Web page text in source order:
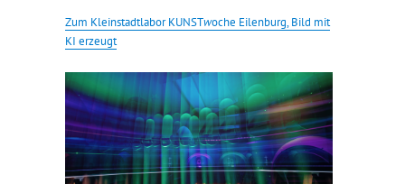
Zum Kleinstadtlabor KUNSTwoche Eilenburg, Bild mit
KI erzeugt